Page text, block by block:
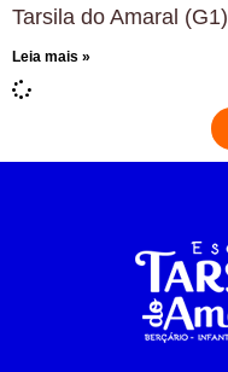
Tarsila do Amaral (G1)
Leia mais »